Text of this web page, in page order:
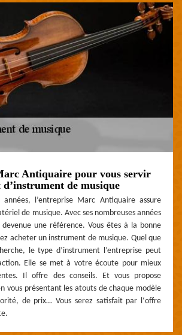
Antiquaire pour vous servir
d’instrument de musique
années, l’entreprise Marc Antiquaire assure
de musique. Avec ses nombreuses années
devenue une référence. Vous êtes à la bonne
acheter un instrument de musique. Quel que
le type d’instrument l’entreprise peut
Elle se met à votre écoute pour mieux
Il offre des conseils. Et vous propose
vous présentant les atouts de chaque modèle
de prix… Vous serez satisfait par l‘offre